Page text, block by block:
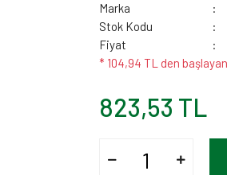
Marka
Stok Kodu
Fiyat
* 104,94 TL den
823,53 TL